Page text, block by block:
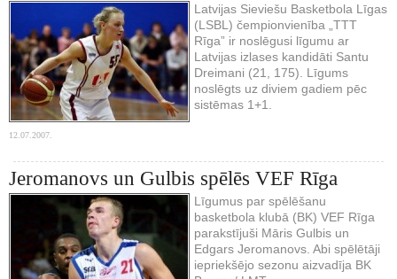
Latvijas Sieviešu Basketbola Līgas
(LSBL) čempionvienība „TTT
Rīga” ir noslēgusi līgumu ar
Latvijas izlases kandidāti Santu
Dreimani (21, 175). Līgums
noslēgts uz diviem gadiem pēc
sistēmas 1+1.
12.07.2007.
Jeromanovs un Gulbis spēlēs VEF Rīga
Līgumus par spēlēšanu
basketbola klubā (BK) VEF Rīga
parakstījuši Māris Gulbis un
Edgars Jeromanovs. Abi spēlētāji
iepriekšējo sezonu aizvadīja BK